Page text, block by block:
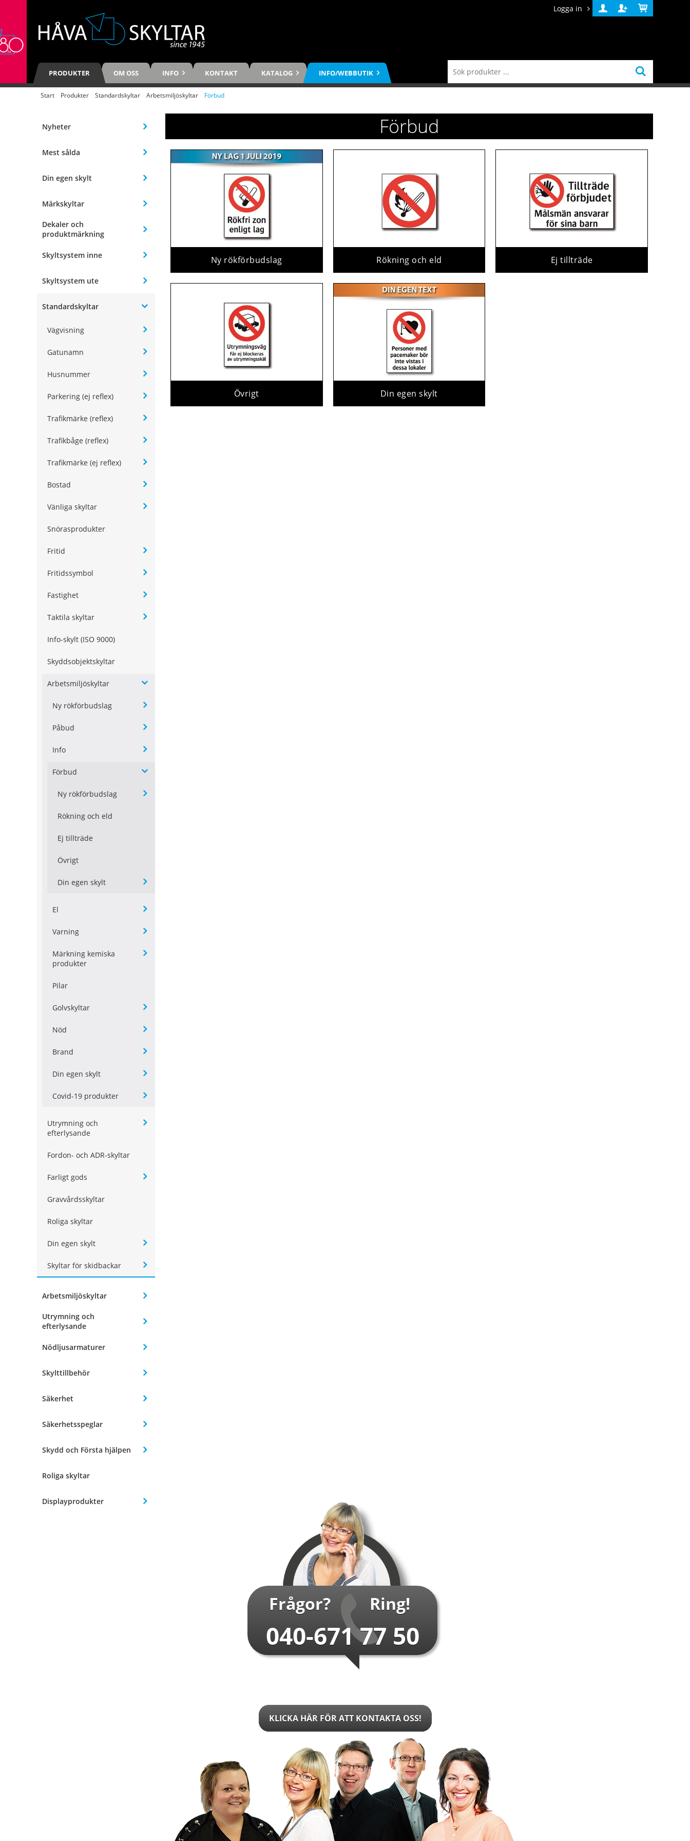
Logga in
Logga
in
Skapa
konto
Varukorg
PRODUKTER OM OSS INFO KONTAKT KATALOG INFO/WEBBUTIK
Start Produkter Standardskyltar Arbetsmiljöskyltar Förbud
Nyheter
Mest sålda
Din egen skylt
Märkskyltar
Dekaler och
produktmärkning
Skyltsystem inne
Skyltsystem ute
Standardskyltar
Vägvisning
Gatunamn
Husnummer
Parkering (ej reflex)
Trafikmärke (reflex)
Trafikbåge (reflex)
Trafikmärke (ej reflex)
Bostad
Vänliga skyltar
Snörasprodukter
Fritid
Fritidssymbol
Fastighet
Taktila skyltar
Info-skylt (ISO 9000)
Skyddsobjektskyltar
Arbetsmiljöskyltar
Ny rökförbudslag
Påbud
Info
Förbud
Ny rökförbudslag
Rökning och eld
Ej tillträde
Övrigt
Din egen skylt
El
Varning
Märkning kemiska
produkter
Pilar
Golvskyltar
Nöd
Brand
Din egen skylt
Covid-19 produkter
Utrymning och
efterlysande
Fordon- och ADR-skyltar
Farligt gods
Gravvårdsskyltar
Roliga skyltar
Din egen skylt
Skyltar för skidbackar
Arbetsmiljöskyltar
Utrymning och
efterlysande
Nödljusarmaturer
Skylttillbehör
Säkerhet
Säkerhetsspeglar
Skydd och Första hjälpen
Roliga skyltar
Displayprodukter
Förbud
Ny rökförbudslag Rökning och eld Ej tillträde
Övrigt Din egen skylt
Frågor? Ring!
040-671 77 50
KLICKA HÄR FÖR ATT KONTAKTA OSS!